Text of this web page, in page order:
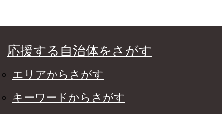
応援する自治体をさがす
エリアからさがす
キーワードからさがす